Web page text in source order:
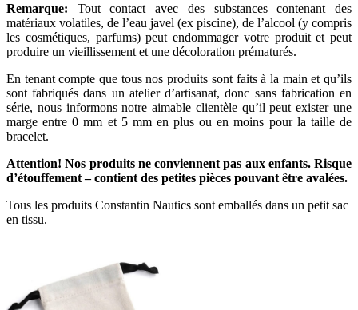
Remarque:
Tout contact avec des substances contenant des
matériaux volatiles, de l’eau javel (ex piscine), de l’alcool (y compris
les cosmétiques, parfums) peut endommager votre produit et peut
produire un vieillissement et une décoloration prématurés.
En tenant compte que tous nos produits sont faits à la main et qu’ils
sont fabriqués dans un atelier d’artisanat, donc sans fabrication en
série, nous informons notre aimable clientèle qu’il peut exister une
marge entre 0 mm et 5 mm en plus ou en moins pour la taille de
bracelet.
Attention! Nos produits ne conviennent pas aux enfants. Risque
d’étouffement – contient des petites pièces pouvant être avalées.
Tous les produits Constantin Nautics sont emballés dans un petit sac
en tissu.